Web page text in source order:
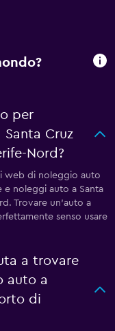
per
Cruz
Nord?
web di noleggio auto
noleggi auto a Santa
Trovare un'auto a
senso usare
a trovare
auto a
di